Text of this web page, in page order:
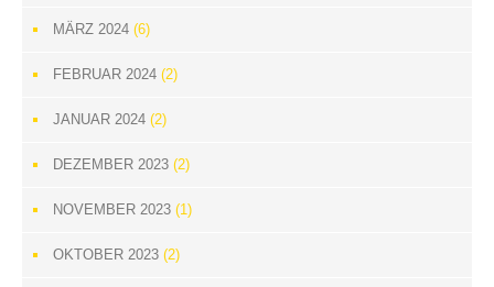
MÄRZ 2024 (6)
FEBRUAR 2024 (2)
JANUAR 2024 (2)
DEZEMBER 2023 (2)
NOVEMBER 2023 (1)
OKTOBER 2023 (2)